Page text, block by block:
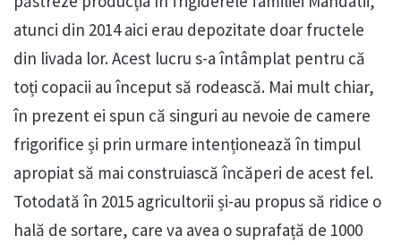
atunci din 2014 aici erau depozitate doar fructele
din livada lor. Acest lucru s-a întâmplat pentru că
toți copacii au început să rodească. Mai mult chiar,
în prezent ei spun că singuri au nevoie de camere
frigorifice și prin urmare intenționează în timpul
apropiat să mai construiască încăperi de acest fel.
Totodată în 2015 agricultorii și-au propus să ridice o
hală de sortare, care va avea o suprafață de 1000